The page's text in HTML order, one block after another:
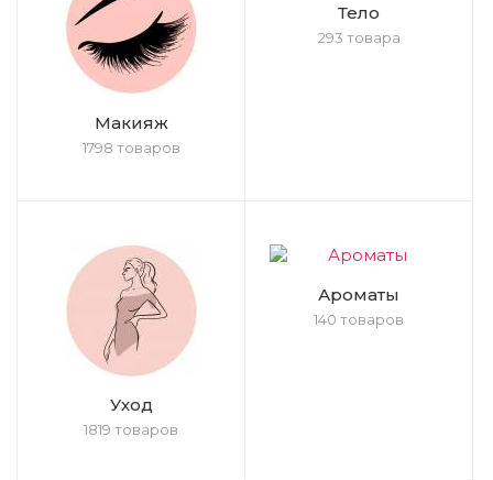
Макияж
1798 товаров
Тело
293 товара
Уход
1819 товаров
Ароматы
140 товаров